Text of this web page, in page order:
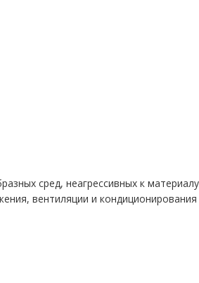
сред, неагрессивных к
вентиляции и кондиционирования